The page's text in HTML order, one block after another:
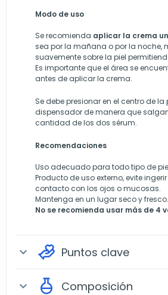
Modo de uso
Se recomienda aplicar la crema
sea por la mañana o por la noche,
suavemente sobre la piel
Es importante que el área se
antes de aplicar la crema.
Se debe presionar en el centro de la
dispensador de manera que
cantidad de los dos sérum.
Recomendaciones
Uso adecuado para todo tipo de
Producto de uso externo, evite
contacto con los ojos o mucosas.
Mantenga en un lugar seco y fresco.
No se recomienda usar más de 4
expand_more Puntos clave
expand_more Composición